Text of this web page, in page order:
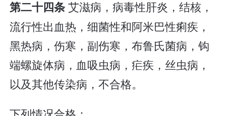
第二十四条艾滋病，病毒性肝炎，结核，
流行性出血热，细菌性和阿米巴性痢疾，
黑热病，伤寒，副伤寒，布鲁氏菌病，钩
端螺旋体病，血吸虫病，疟疾，丝虫病，
以及其他传染病，不合格。